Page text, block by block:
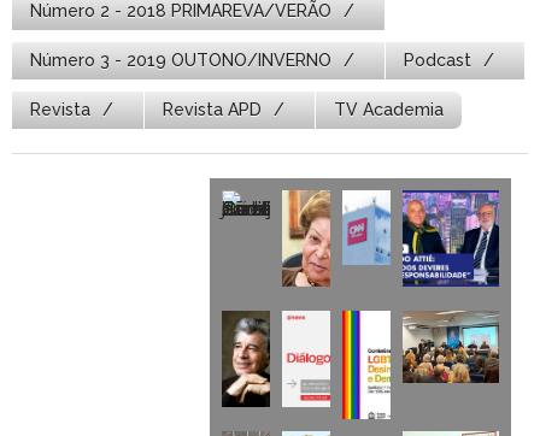
Número 2 - 2018 PRIMAREVA/VERÃO
Número 3 - 2019 OUTONO/INVERNO Podcast
Revista Revista APD TV Academia